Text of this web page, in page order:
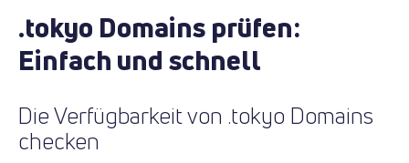
.tokyo Domains prüfen:
Einfach und schnell
Die Verfügbarkeit von .tokyo Domains
checken